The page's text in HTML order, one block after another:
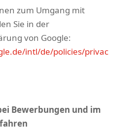
zum Umgang mit
Sie in der
von Google:
intl/de/policies/privac
Bewerbungen und im